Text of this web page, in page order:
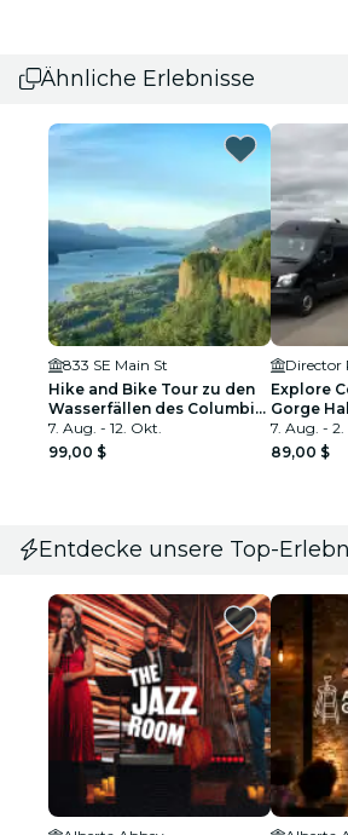
Ähnliche Erlebnisse
833 SE Main St
Hike and Bike Tour zu den
Wasserfällen des Columbia
River Gorge
7. Aug. - 12. Okt.
99,00 $
Director
Explore
Gorge
kleiner
7. Aug. - 2.
89,00 $
Entdecke unsere Top-